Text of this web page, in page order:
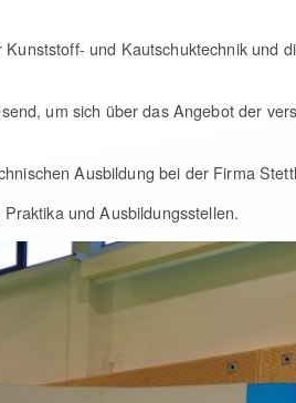
und Kautschuktechnik und
um sich über das Angebot der
Ausbildung bei der Firma
und Ausbildungsstellen.